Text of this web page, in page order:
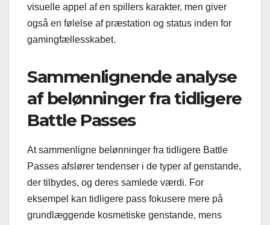
visuelle appel af en spillers karakter, men giver
også en følelse af præstation og status inden for
gamingfællesskabet.
Sammenlignende analyse
af belønninger fra tidligere
Battle Passes
At sammenligne belønninger fra tidligere Battle
Passes afslører tendenser i de typer af genstande,
der tilbydes, og deres samlede værdi. For
eksempel kan tidligere pass fokusere mere på
grundlæggende kosmetiske genstande, mens